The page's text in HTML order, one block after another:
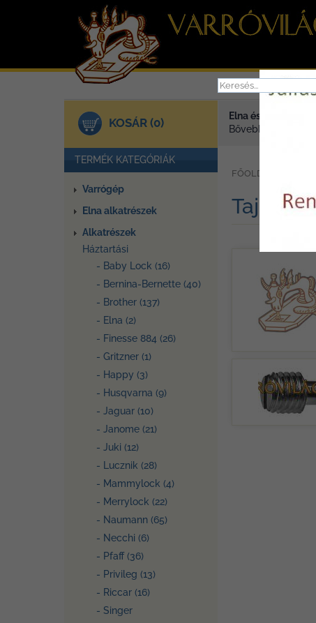
KOSÁR (0)
TERMÉK KATEGÓRIÁK
Varrógép
Elna alkatrészek
Alkatrészek
Háztartási
- Baby Lock (16)
- Bernina-Bernette (40)
- Brother (137)
- Elna (2)
- Finesse 884 (26)
- Gritzner (1)
- Happy (3)
- Husqvarna (9)
- Jaguar (10)
- Janome (21)
- Juki (12)
- Lucznik (28)
- Mammylock (4)
- Merrylock (22)
- Naumann (65)
- Necchi (6)
- Pfaff (36)
- Privileg (13)
- Riccar (16)
- Singer
Elna és Janome
Bővebben >
FŐOLDAL
Tajima